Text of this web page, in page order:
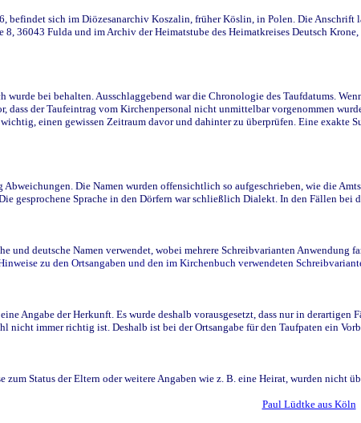
befindet sich im Diözesanarchiv Koszalin, früher Köslin, in Polen. Die
8, 36043 Fulda und im Archiv der Heimatstube des Heimatkreises Deutsch
bei behalten. Ausschlaggebend war die Chronologie des Taufdatums.
dass der Taufeintrag vom Kirchenpersonal nicht unmittelbar vorgenommen
einen gewissen Zeitraum davor und dahinter zu überprüfen. Eine exakte
Die Namen wurden offensichtlich so aufgeschrieben, wie die
gesprochene Sprache in den Dörfern war schließlich Dialekt. In den Fällen
und deutsche Namen verwendet, wobei mehrere Schreibvarianten Anwendung
zu den Ortsangaben und den im Kirchenbuch verwendeten
Angabe der Herkunft. Es wurde deshalb vorausgesetzt, dass nur in
nicht immer richtig ist. Deshalb ist bei der Ortsangabe für den Taufpaten ein
Status der Eltern oder weitere Angaben wie z. B. eine Heirat, wurden nicht
Paul Lüdtke aus Köln